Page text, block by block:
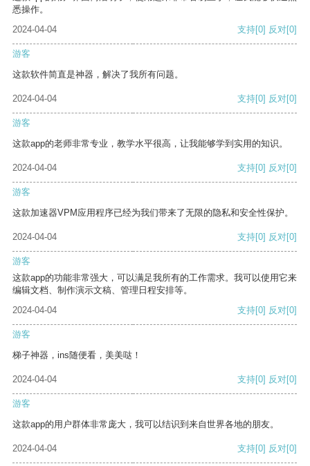
悉操作。
2024-04-04
支持[0] 反对[0]
游客
这款软件简直是神器，解决了我所有问题。
2024-04-04 支持[0] 反对[0]
游客
这款app的老师非常专业，教学水平很高，让我能够学到实用的知识。
2024-04-04 支持[0] 反对[0]
游客
这款加速器VPM应用程序已经为我们带来了无限的隐私和安全性保护。
2024-04-04 支持[0] 反对[0]
游客
这款app的功能非常强大，可以满足我所有的工作需求。我可以使用它来
编辑文档、制作演示文稿、管理日程安排等。
2024-04-04
支持[0] 反对[0]
游客
梯子神器，ins随便看，美美哒！
2024-04-04 支持[0] 反对[0]
游客
这款app的用户群体非常庞大，我可以结识到来自世界各地的朋友。
2024-04-04 支持[0] 反对[0]